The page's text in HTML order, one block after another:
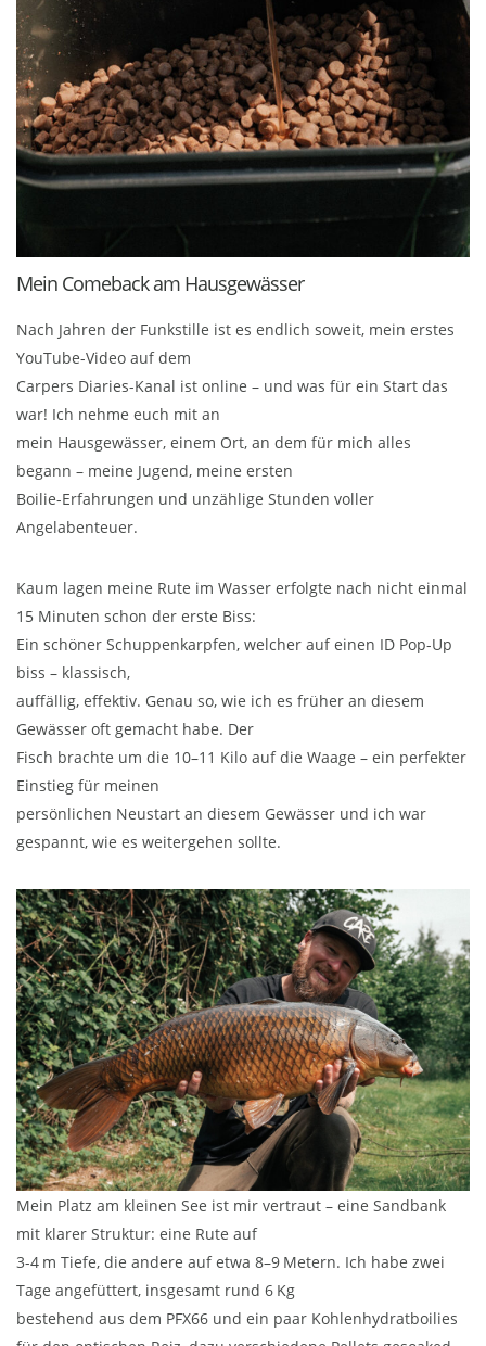
Mein Comeback am Hausgewässer
Nach Jahren der Funkstille ist es endlich soweit, mein erstes
YouTube-Video auf dem
Carpers Diaries-Kanal ist online – und was für ein Start das
war! Ich nehme euch mit an
mein Hausgewässer, einem Ort, an dem für mich alles
begann – meine Jugend, meine ersten
Boilie-Erfahrungen und unzählige Stunden voller
Angelabenteuer.
Kaum lagen meine Rute im Wasser erfolgte nach nicht einmal
15 Minuten schon der erste Biss:
Ein schöner Schuppenkarpfen, welcher auf einen ID Pop-Up
biss – klassisch,
auffällig, effektiv. Genau so, wie ich es früher an diesem
Gewässer oft gemacht habe. Der
Fisch brachte um die 10–11 Kilo auf die Waage – ein perfekter
Einstieg für meinen
persönlichen Neustart an diesem Gewässer und ich war
gespannt, wie es weitergehen sollte.
Mein Platz am kleinen See ist mir vertraut – eine Sandbank
mit klarer Struktur: eine Rute auf
3-4 m Tiefe, die andere auf etwa 8–9 Metern. Ich habe zwei
Tage angefüttert, insgesamt rund 6 Kg
bestehend aus dem PFX66 und ein paar Kohlenhydratboilies